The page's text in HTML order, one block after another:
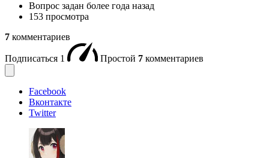
Вопрос задан более года назад
153 просмотра
7 комментариев
Подписаться 1 Простой 7 комментариев
Facebook
Вконтакте
Twitter